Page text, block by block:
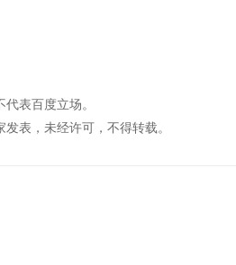
表百度立场。
表，未经许可，不得转载。